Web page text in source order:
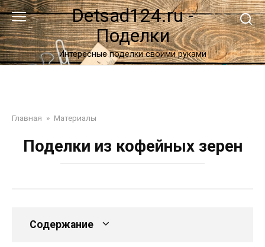
Перейти
к
контенту
Detsad124.ru -
Поделки
Интересные поделки своими руками
Главная » Материалы
Поделки из кофейных зерен
Содержание